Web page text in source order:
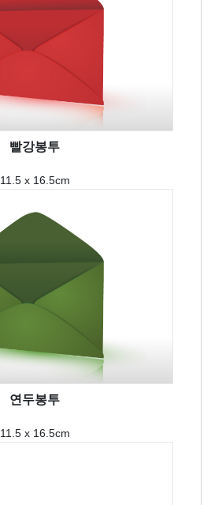
빨강봉투
11.5 x 16.5cm
연두봉투
11.5 x 16.5cm